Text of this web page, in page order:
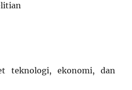
teknologi, ekonomi, dan